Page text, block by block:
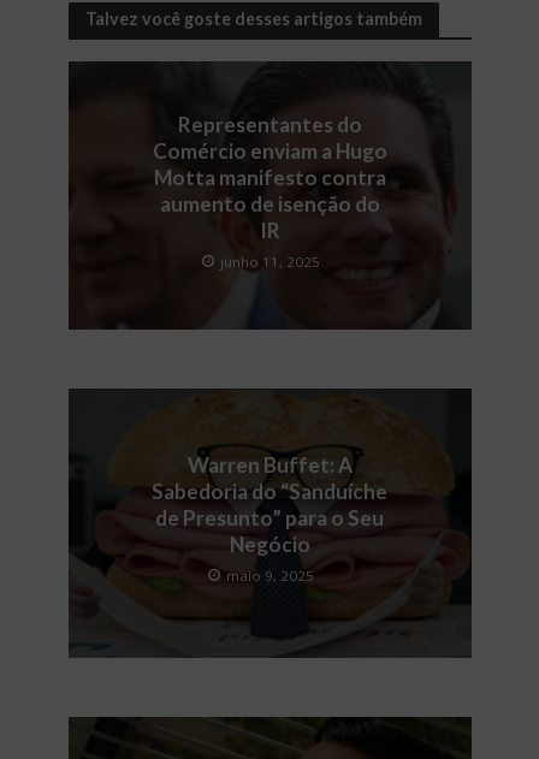
Talvez você goste desses artigos também
Representantes do
Comércio enviam a Hugo
Motta manifesto contra
aumento de isenção do
IR
junho 11, 2025
Warren Buffet: A
Sabedoria do “Sanduíche
de Presunto” para o Seu
Negócio
maio 9, 2025